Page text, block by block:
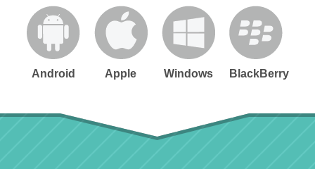
Android Apple Windows BlackBerry